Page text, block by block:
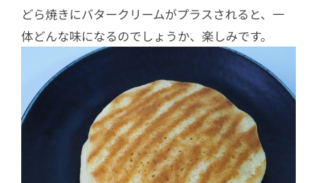
どら焼きにバタークリームがプラスされると、一
体どんな味になるのでしょうか、楽しみです。